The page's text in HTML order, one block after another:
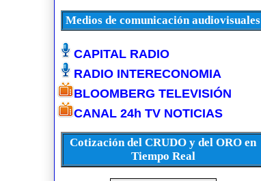
Medios de comunicación audiovisuales
CAPITAL RADIO
RADIO INTERECONOMIA
BLOOMBERG TELEVISIÓN
CANAL 24h TV NOTICIAS
Cotización del CRUDO y del ORO en
Tiempo Real